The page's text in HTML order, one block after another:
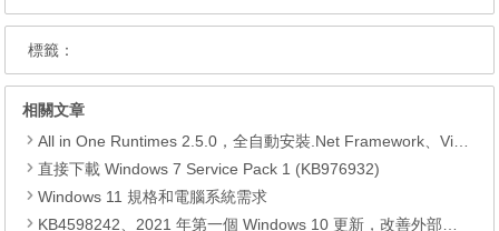
標籤：
相關文章
All in One Runtimes 2.5.0，全自動安裝.Net Framework、Visual C++、DirectX、Flash Player、JRE
直接下載 Windows 7 Service Pack 1 (KB976932)
Windows 11 規格和電腦系統需求
KB4598242、2021 年第一個 Windows 10 更新，改善外部裝置安全性、解決HTTPS安全漏洞、印表機呼叫(RPC)漏洞